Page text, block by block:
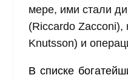
мере, ими стали
(Riccardo Zacconi),
Knutsson) и
В списке